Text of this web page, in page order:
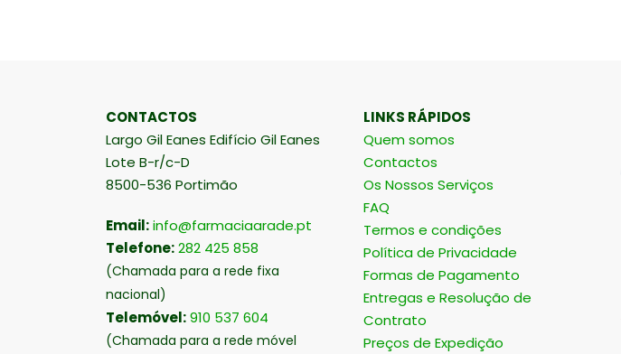
CONTACTOS
Largo Gil Eanes Edifício Gil Eanes
Lote B-r/c-D
8500-536 Portimão
Email:info@farmaciaarade.pt
Telefone:282 425 858
(Chamada para a rede fixa
nacional)
Telemóvel:910 537 604
(Chamada para a rede móvel
LINKS RÁPIDOS
Quem somos
Contactos
Os Nossos Serviços
FAQ
Termos e condições
Política de Privacidade
Formas de Pagamento
Entregas e Resolução de
Contrato
Preços de Expedição